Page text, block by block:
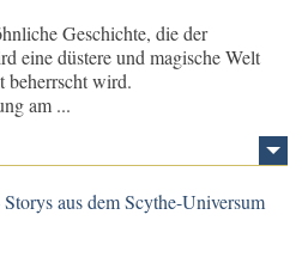
Geschichte, die der
eine düstere und magische Welt
beherrscht wird.
am ...